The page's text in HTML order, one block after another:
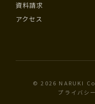
資料請求
アクセス
© 2026 NARUKI
プライバシ